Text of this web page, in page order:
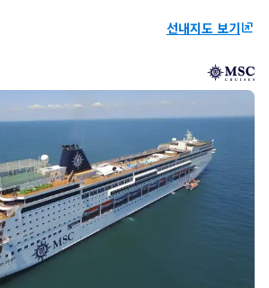
선내지도 보기ungroup